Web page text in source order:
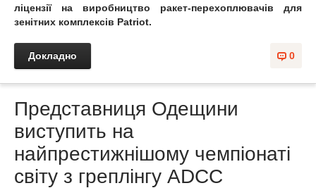
ліцензії на виробництво ракет-перехоплювачів для
зенітних комплексів Patriot.
0
Докладно
Представниця Одещини
виступить на
найпрестижнішому чемпіонаті
світу з греплінгу ADCC